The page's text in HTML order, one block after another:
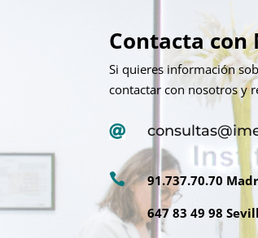
Contacta con
Si quieres información
contactar con nosotros y


91.737.70.70
647 83 49 98